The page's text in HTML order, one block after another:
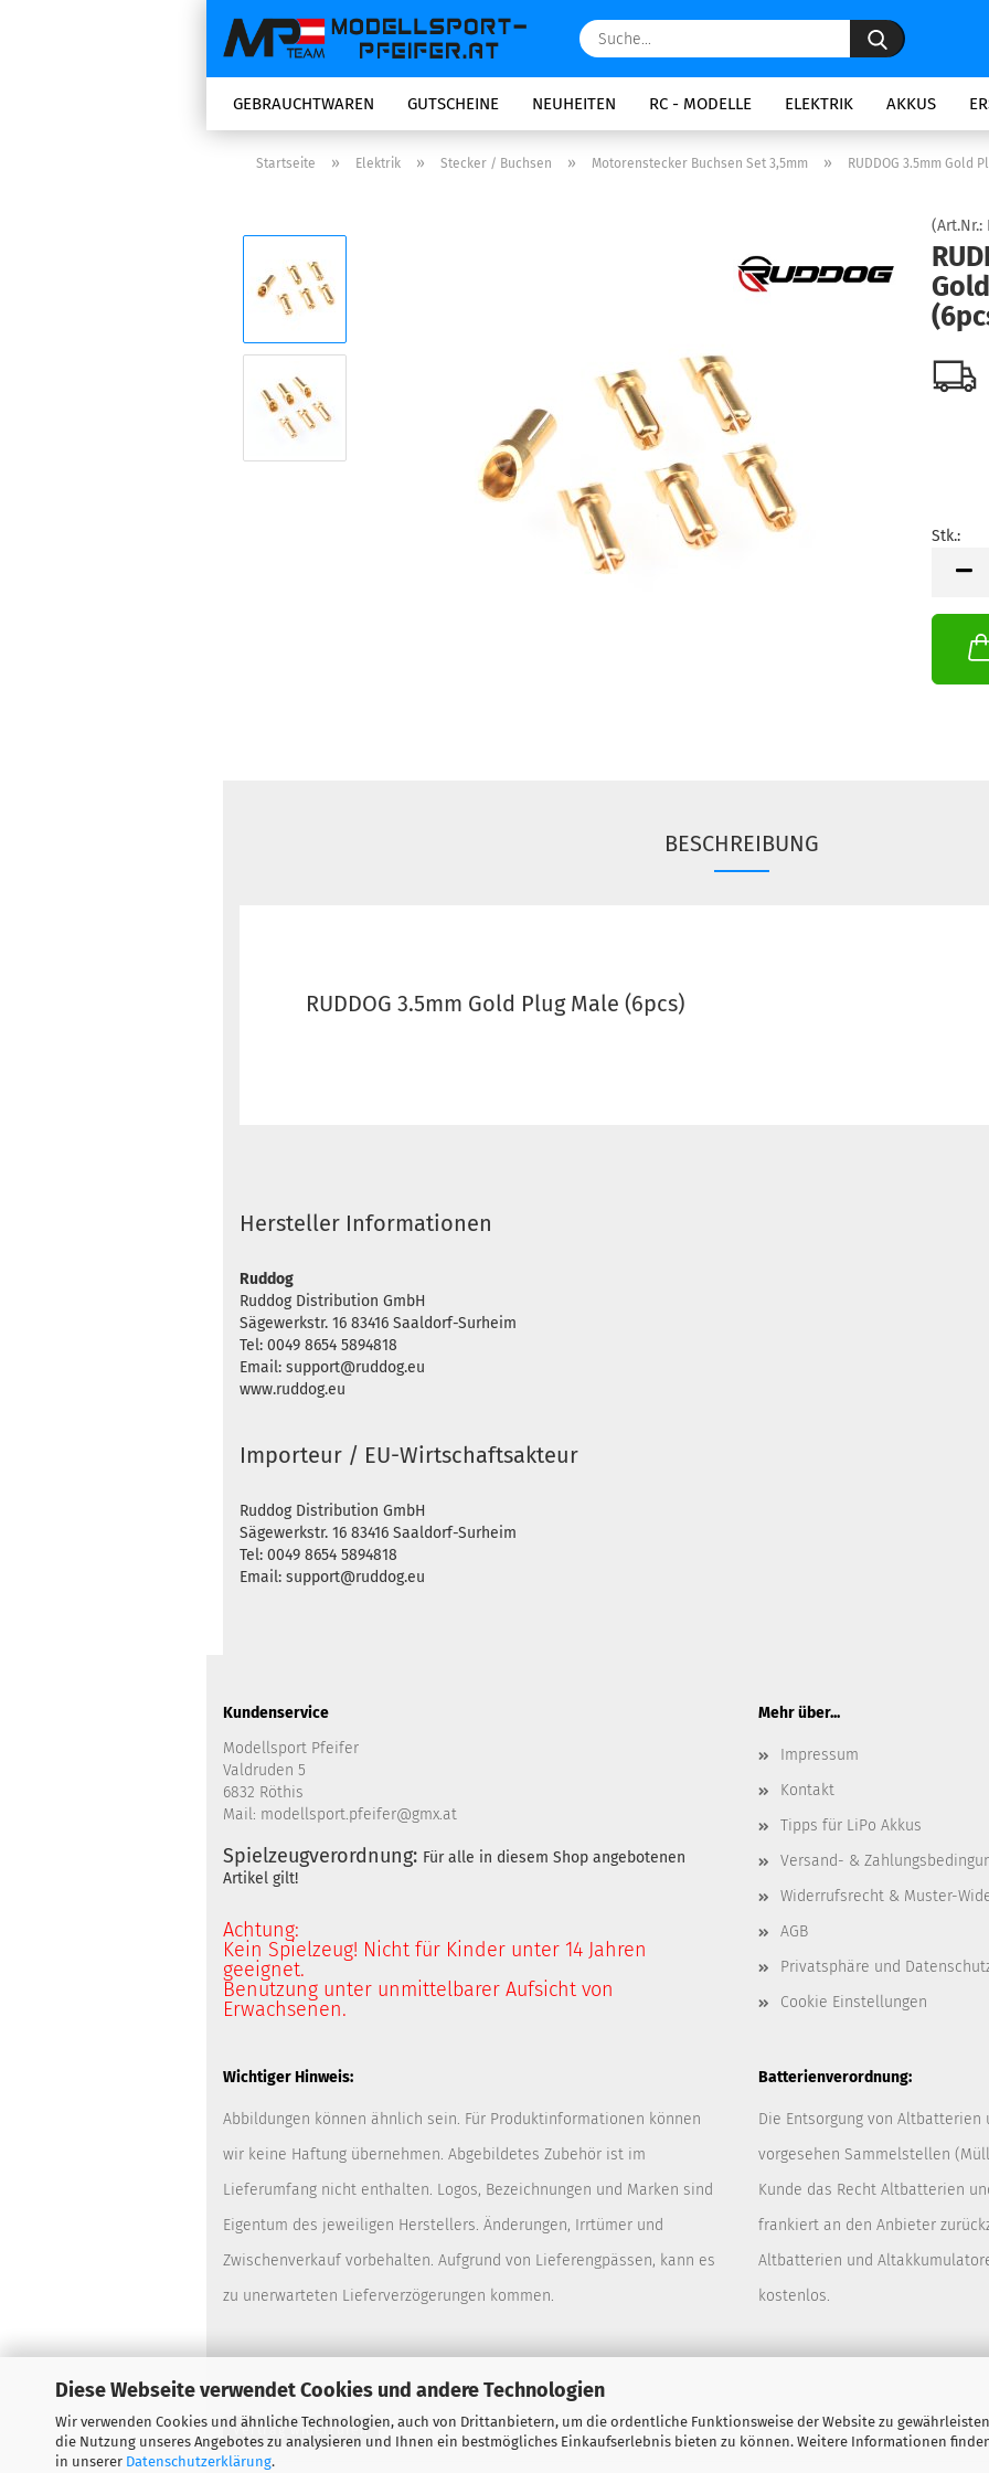
Diese Webseite verwendet Cookies und andere Technologien
Wir verwenden Cookies und ähnliche Technologien, auch von Drittanbietern, um die ordentliche Funktionsweise der Website zu
die Nutzung unseres Angebotes zu analysieren und Ihnen ein bestmögliches Einkaufserlebnis bieten zu können. Weitere Informationen
in unserer Datenschutzerklärung.
Suche...
GEBRAUCHTWAREN GUTSCHEINE NEUHEITEN RC - MODELLE ELEKTRIK AKKUS
Startseite » Elektrik » Stecker / Buchsen » Motorenstecker Buchsen Set 3,5mm » RUDDOG 3.5mm Gold
(Art.Nr.:
Stk.:
BESCHREIBUNG
RUDDOG 3.5mm Gold Plug Male (6pcs)
Hersteller Informationen
Ruddog
Ruddog Distribution GmbH
Sägewerkstr. 16 83416 Saaldorf-Surheim
Tel: 0049 8654 5894818
Email: support@ruddog.eu
www.ruddog.eu
Importeur / EU-Wirtschaftsakteur
Ruddog Distribution GmbH
Sägewerkstr. 16 83416 Saaldorf-Surheim
Tel: 0049 8654 5894818
Email: support@ruddog.eu
Kundenservice
Modellsport Pfeifer
Valdruden 5
6832 Röthis
Mail: modellsport.pfeifer@gmx.at
Spielzeugverordnung: Für alle in diesem Shop angebotenen
Artikel gilt!
Achtung:
Kein Spielzeug! Nicht für Kinder unter 14 Jahren
geeignet.
Benutzung unter unmittelbarer Aufsicht von
Erwachsenen.
Mehr über...
Impressum
Kontakt
Tipps für LiPo Akkus
Versand- &
Widerrufsrecht & Muster-
AGB
Privatsphäre und
Cookie Einstellungen
Wichtiger Hinweis:
Abbildungen können ähnlich sein. Für Produktinformationen können
wir keine Haftung übernehmen. Abgebildetes Zubehör ist im
Lieferumfang nicht enthalten. Logos, Bezeichnungen und Marken sind
Eigentum des jeweiligen Herstellers. Änderungen, Irrtümer und
Zwischenverkauf vorbehalten. Aufgrund von Lieferengpässen, kann es
zu unerwarteten Lieferverzögerungen kommen.
Batterienverordnung:
Die Entsorgung von
vorgesehen Sammelstellen
Kunde das Recht Altbatterien
frankiert an den Anbieter
Altbatterien und
kostenlos.
Vertrag widerrufen